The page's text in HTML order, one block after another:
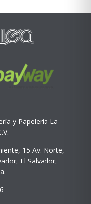
y Papelería La
15 Av. Norte,
El Salvador,